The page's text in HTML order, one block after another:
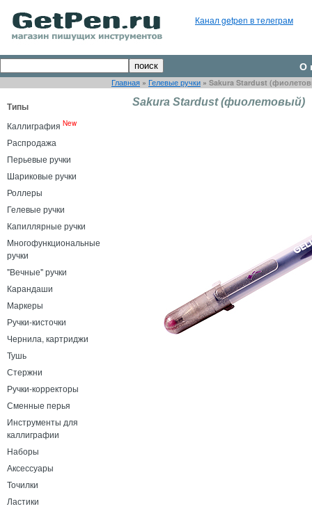
Канал getpen в телеграм
О
Главная » Гелевые ручки » Sakura Stardust
Типы
Каллиграфия New
Распродажа
Перьевые ручки
Шариковые ручки
Роллеры
Гелевые ручки
Капиллярные ручки
Многофункциональные
ручки
"Вечные" ручки
Карандаши
Маркеры
Ручки-кисточки
Чернила, картриджи
Тушь
Стержни
Ручки-корректоры
Сменные перья
Инструменты для
каллиграфии
Наборы
Аксессуары
Точилки
Ластики
Sakura Stardust (фиолетовый)